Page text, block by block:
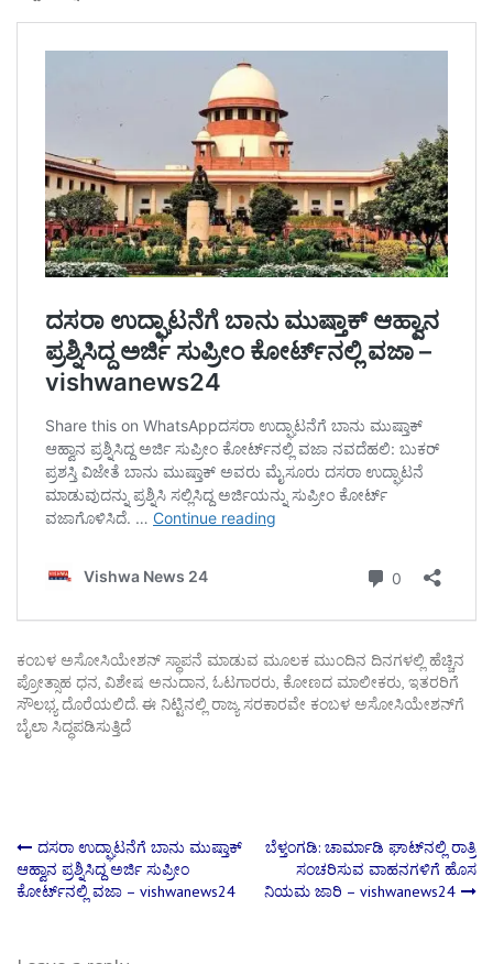
ಕಂಬಳ ಅಸೋಸಿಯೇಶನ್‌ ಸ್ಥಾಪನೆ ಮಾಡುವ ಮೂಲಕ ಮುಂದಿನ ದಿನಗಳಲ್ಲಿ ಹೆಚ್ಚಿನ
ಪ್ರೋತ್ಸಾಹ ಧನ, ವಿಶೇಷ ಅನುದಾನ, ಓಟಗಾರರು, ಕೋಣದ ಮಾಲೀಕರು, ಇತರರಿಗೆ
ಸೌಲಭ್ಯ ದೊರೆಯಲಿದೆ. ಈ ನಿಟ್ಟಿನಲ್ಲಿ ರಾಜ್ಯ ಸರಕಾರವೇ ಕಂಬಳ ಅಸೋಸಿಯೇಶನ್‌ಗೆ
ಬೈಲಾ ಸಿದ್ಧಪಡಿಸುತ್ತಿದೆ
Post
navigation
ದಸರಾ ಉದ್ಘಾಟನೆಗೆ ಬಾನು ಮುಷ್ತಾಕ್
ಆಹ್ವಾನ ಪ್ರಶ್ನಿಸಿದ್ದ ಅರ್ಜಿ ಸುಪ್ರೀಂ
ಕೋರ್ಟ್‌ನಲ್ಲಿ ವಜಾ – vishwanews24
ಬೆಳ್ತಂಗಡಿ: ಚಾರ್ಮಾಡಿ ಘಾಟ್‌ನಲ್ಲಿ ರಾತ್ರಿ
ಸಂಚರಿಸುವ ವಾಹನಗಳಿಗೆ ಹೊಸ
ನಿಯಮ ಜಾರಿ – vishwanews24